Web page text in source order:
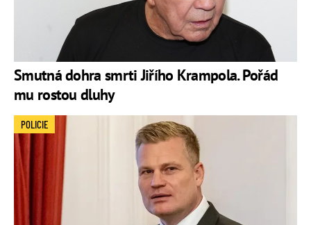
Smutná dohra smrti Jiřího Krampola. Pořád
mu rostou dluhy
POLICIE